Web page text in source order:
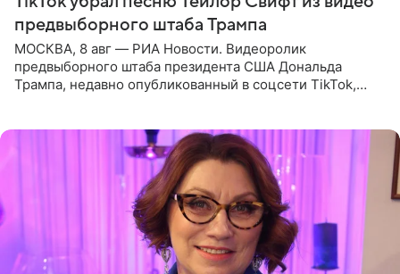
предвыборного штаба Трампа
МОСКВА, 8 авг — РИА Новости. Видеоролик
предвыборного штаба президента США Дональда
Трампа, недавно опубликованный в соцсети TikTok,